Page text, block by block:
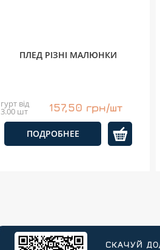
ПЛЕД РІЗНІ МАЛЮНКИ
гурт від
3.00 шт 157,50 грн/шт
ПОДРОБНЕЕ
СКАЧУЙ